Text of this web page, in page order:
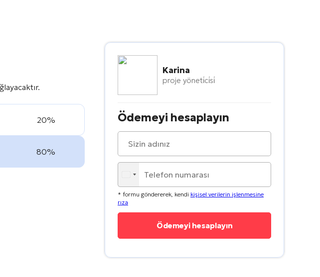
20%
80%
Karina
proje yöneti̇ci̇si̇
Ödemeyi hesaplayın
* formu göndererek, kendi kişisel verilerin işlenmesine
rıza